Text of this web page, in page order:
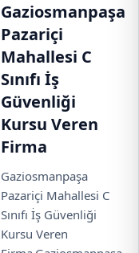
Gaziosmanpaşa
Pazariçi
Mahallesi C
Sınıfı İş
Güvenliği
Kursu Veren
Firma
Gaziosmanpaşa
Pazariçi Mahallesi C
Sınıfı İş Güvenliği
Kursu Veren